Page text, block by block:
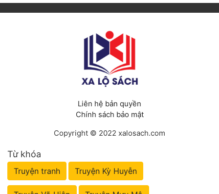
Liên hệ bản quyền
Chính sách bảo mật
Copyright © 2022 xalosach.com
Từ khóa
Truyện tranh Truyện Kỳ Huyễn